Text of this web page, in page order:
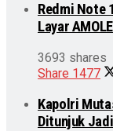
Redmi Note
Layar
3693 shares
Share 1477
Kapolri
Ditunjuk